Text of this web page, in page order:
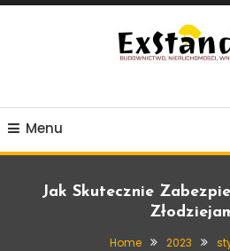
Skip
Menu
Jak Skutecznie
Home 2023